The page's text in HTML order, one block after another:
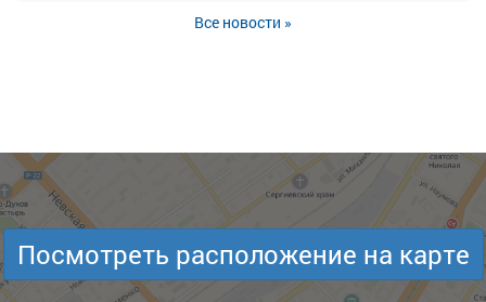
Все новости »
Посмотреть расположение на карте